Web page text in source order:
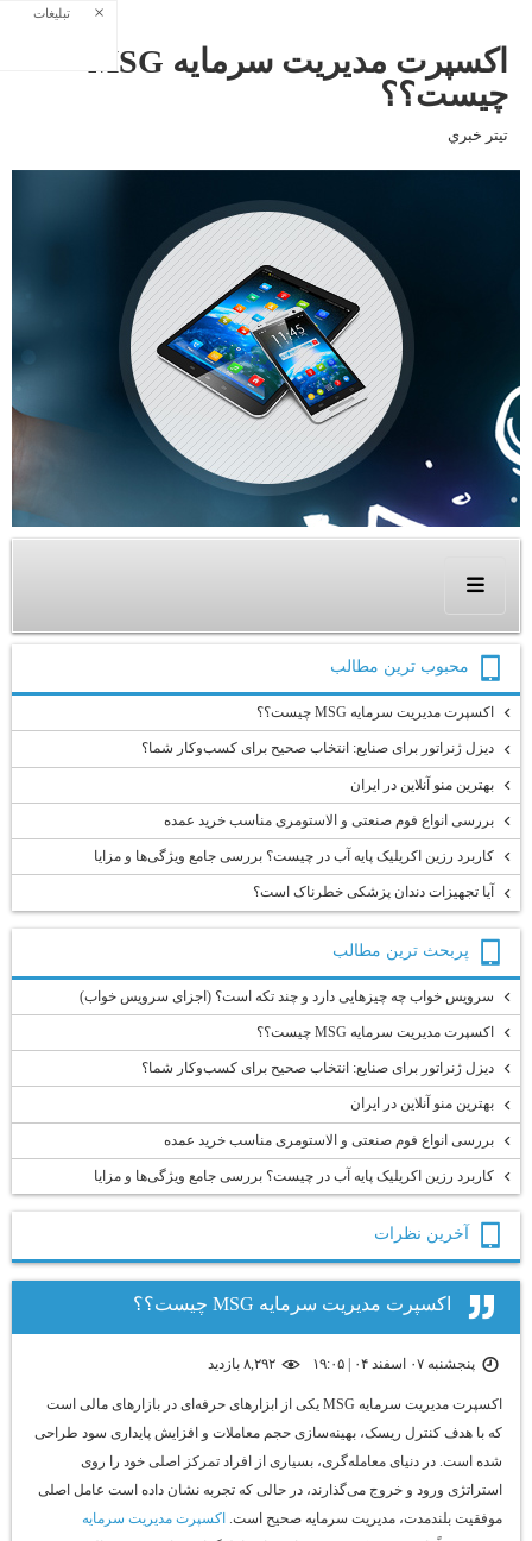
اکسپرت مدیریت سرمایه MSG
چیست؟؟
تيتر خبري
محبوب ترين مطالب
اکسپرت مدیریت سرمایه MSG چیست؟؟
دیزل ژنراتور برای صنایع: انتخاب صحیح برای کسب‌وکار شما؟
بهترین منو آنلاین در ایران
بررسی انواع فوم صنعتی و الاستومری مناسب خرید عمده
کاربرد رزین اکریلیک پایه آب در چیست؟ بررسی جامع ویژگی‌ها و مزایا
آیا تجهیزات دندان پزشکی خطرناک است؟
پربحث ترين مطالب
سرویس خواب چه چیزهایی دارد و چند تکه است؟ (اجزای سرویس خواب)
اکسپرت مدیریت سرمایه MSG چیست؟؟
دیزل ژنراتور برای صنایع: انتخاب صحیح برای کسب‌وکار شما؟
بهترین منو آنلاین در ایران
بررسی انواع فوم صنعتی و الاستومری مناسب خرید عمده
کاربرد رزین اکریلیک پایه آب در چیست؟ بررسی جامع ویژگی‌ها و مزایا
آخرين نظرات
اکسپرت مدیریت سرمایه MSG چیست؟؟
پنجشنبه ۰۷ اسفند ۰۴ | ۱۹:۰۵ ۸,۲۹۲ بازديد
اکسپرت مدیریت سرمایه MSG یکی از ابزارهای حرفه‌ای در بازارهای مالی است
که با هدف کنترل ریسک، بهینه‌سازی حجم معاملات و افزایش پایداری سود طراحی
شده است. در دنیای معامله‌گری، بسیاری از افراد تمرکز اصلی خود را روی
استراتژی ورود و خروج می‌گذارند، در حالی که تجربه نشان داده است عامل اصلی
موفقیت بلندمدت، مدیریت سرمایه صحیح است.اکسپرت مدیریت سرمایه
تبلیغات